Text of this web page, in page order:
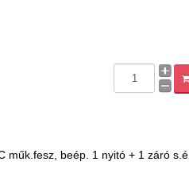
műk.fesz, beép. 1 nyitó + 1 záró s.é.